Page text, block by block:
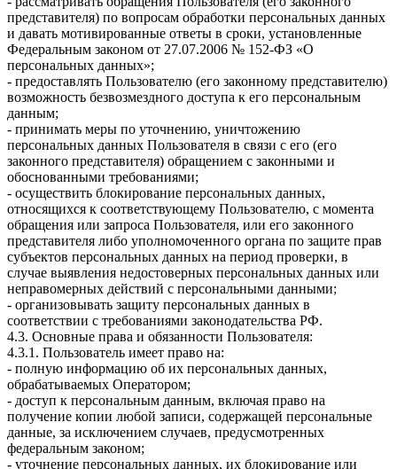
представителя) по вопросам обработки персональных данных
и давать мотивированные ответы в сроки, установленные
Федеральным законом от 27.07.2006 № 152-ФЗ «О
персональных данных»;
- предоставлять Пользователю (его законному представителю)
возможность безвозмездного доступа к его персональным
данным;
- принимать меры по уточнению, уничтожению
персональных данных Пользователя в связи с его (его
законного представителя) обращением с законными и
обоснованными требованиями;
- осуществить блокирование персональных данных,
относящихся к соответствующему Пользователю, с момента
обращения или запроса Пользователя, или его законного
представителя либо уполномоченного органа по защите прав
субъектов персональных данных на период проверки, в
случае выявления недостоверных персональных данных или
неправомерных действий с персональными данными;
- организовывать защиту персональных данных в
соответствии с требованиями законодательства РФ.
4.3. Основные права и обязанности Пользователя:
4.3.1. Пользователь имеет право на:
- полную информацию об их персональных данных,
обрабатываемых Оператором;
- доступ к персональным данным, включая право на
получение копии любой записи, содержащей персональные
данные, за исключением случаев, предусмотренных
федеральным законом;
- уточнение персональных данных, их блокирование или